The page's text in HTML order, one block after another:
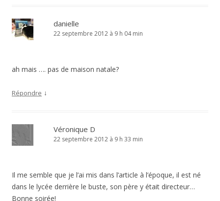
danielle
22 septembre 2012 à 9 h 04 min
ah mais …. pas de maison natale?
Répondre ↓
Véronique D
22 septembre 2012 à 9 h 33 min
Il me semble que je l’ai mis dans l’article à l’époque, il est né
dans le lycée derrière le buste, son père y était directeur…
Bonne soirée!